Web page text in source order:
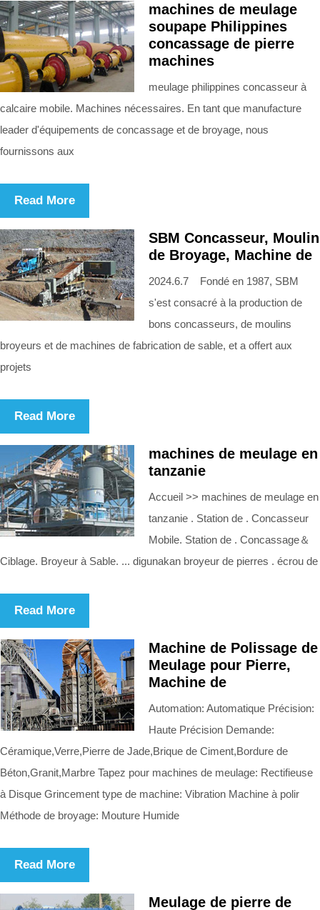
machines de meulage
soupape Philippines
concassage de pierre
machines
meulage philippines concasseur à
calcaire mobile. Machines nécessaires. En tant que manufacture
leader d'équipements de concassage et de broyage, nous
fournissons aux
Read More
SBM Concasseur, Moulin
de Broyage, Machine de
2024.6.7 Fondé en 1987, SBM
s'est consacré à la production de
bons concasseurs, de moulins
broyeurs et de machines de fabrication de sable, et a offert aux
projets
Read More
machines de meulage en
tanzanie
Accueil >> machines de meulage en
tanzanie . Station de . Concasseur
Mobile. Station de . Concassage＆
Ciblage. Broyeur à Sable. ... digunakan broyeur de pierres . écrou de
Read More
Machine de Polissage de
Meulage pour Pierre,
Machine de
Automation: Automatique Précision:
Haute Précision Demande:
Céramique,Verre,Pierre de Jade,Brique de Ciment,Bordure de
Béton,Granit,Marbre Tapez pour machines de meulage: Rectifieuse
à Disque Grincement type de machine: Vibration Machine à polir
Méthode de broyage: Mouture Humide
Read More
Meulage de pierre de